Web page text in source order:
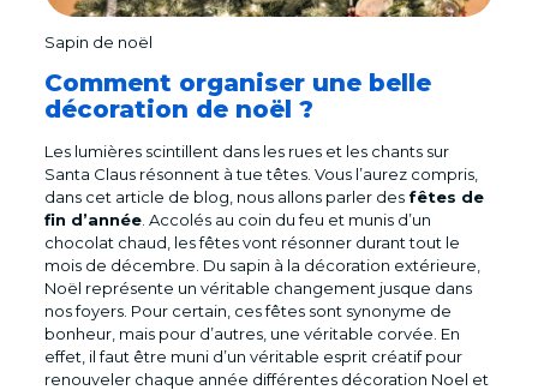
Sapin de noël
Comment organiser une belle
décoration de noël ?
Les lumières scintillent dans les rues et les chants sur
Santa Claus résonnent à tue têtes. Vous l’aurez compris,
dans cet article de blog, nous allons parler des fêtes de
fin d’année. Accolés au coin du feu et munis d’un
chocolat chaud, les fêtes vont résonner durant tout le
mois de décembre. Du sapin à la décoration extérieure,
Noël représente un véritable changement jusque dans
nos foyers. Pour certain, ces fêtes sont synonyme de
bonheur, mais pour d’autres, une véritable corvée. En
effet, il faut être muni d’un véritable esprit créatif pour
renouveler chaque année différentes décoration Noel et